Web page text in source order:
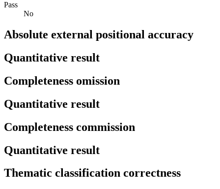
Pass
No
Absolute external positional accuracy
Quantitative result
Completeness omission
Quantitative result
Completeness commission
Quantitative result
Thematic classification correctness